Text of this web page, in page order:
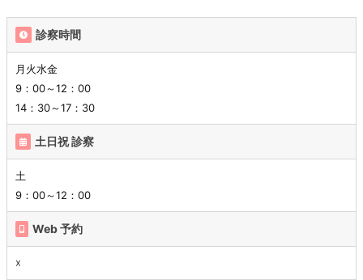
診察時間
月火水金
9：00～12：00
14：30～17：30
土日祝 診察
土
9：00～12：00
Web 予約
☓